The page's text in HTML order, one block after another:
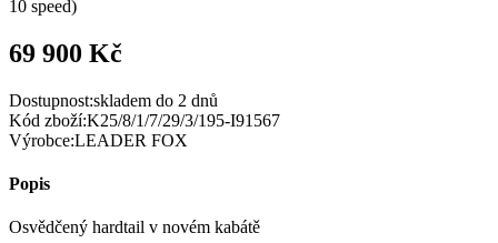
69 900 Kč
Dostupnost:skladem do 2 dnů
Kód zboží:K25/8/1/7/29/3/195-I91567
Výrobce:LEADER FOX
Popis
Osvědčený hardtail v novém kabátě